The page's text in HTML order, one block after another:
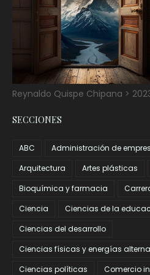
Reynaldo Quispe Chipana >
SECCIONES
ABC Administración de
Arquitectura
Artes plásticas
Bioquímica y farmacia
Ciencia
Ciencias de la
Ciencias del desarrollo
Ciencias físicas y energías
Ciencias políticas
Comercio